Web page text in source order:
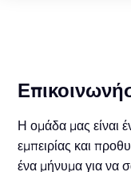
Η ομάδα μας είναι
εμπειρίας και
ένα μήνυμα για να